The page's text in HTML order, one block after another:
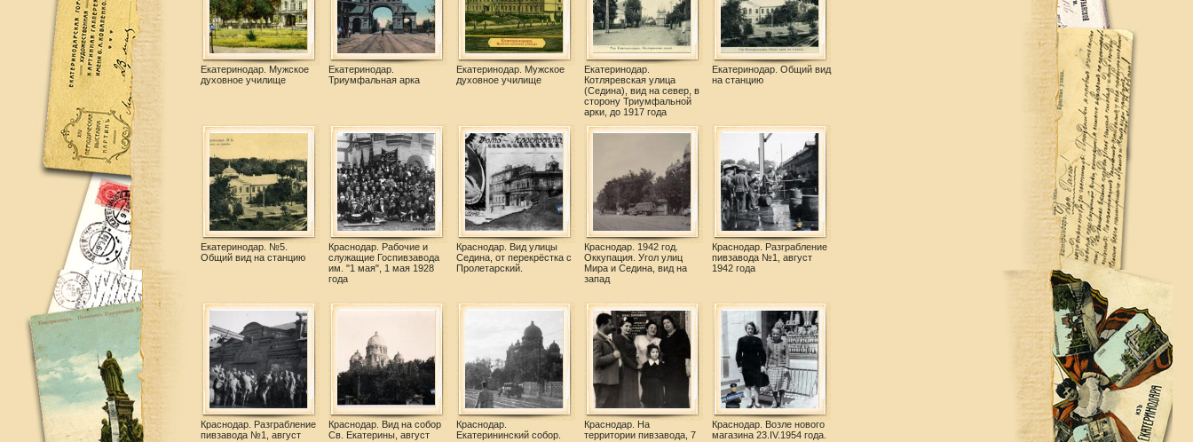
Екатеринодар. Мужское
духовное училище
Екатеринодар.
Триумфальная арка
Екатеринодар. Мужское
духовное училище
Екатеринодар.
Котляревская улица
(Седина), вид на север, в
сторону Триумфальной
арки, до 1917 года
Екатеринодар. Общий вид
на станцию
Екатеринодар. №5.
Общий вид на станцию
Краснодар. Рабочие и
служащие Госпивзавода
им. "1 мая", 1 мая 1928
года
Краснодар. Вид улицы
Седина, от перекрёстка с
Пролетарский.
Краснодар. 1942 год.
Оккупация. Угол улиц
Мира и Седина, вид на
запад
Краснодар. Разграбление
пивзавода №1, август
1942 года
Краснодар. Разграбление
пивзавода №1, август
Краснодар. Вид на собор
Св. Екатерины, август
Краснодар.
Екатерининский собор.
Краснодар. На
территории пивзавода, 7
Краснодар. Возле нового
магазина 23.IV.1954 года.